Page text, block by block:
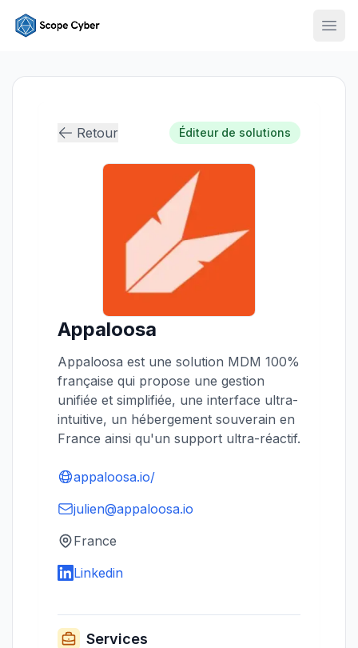
Retour Éditeur de solutions
Appaloosa
Appaloosa est une solution MDM 100%
française qui propose une gestion
unifiée et simplifiée, une interface ultra-
intuitive, un hébergement souverain en
France ainsi qu'un support ultra-réactif.
appaloosa.io/
julien@appaloosa.io
France
Linkedin
Services